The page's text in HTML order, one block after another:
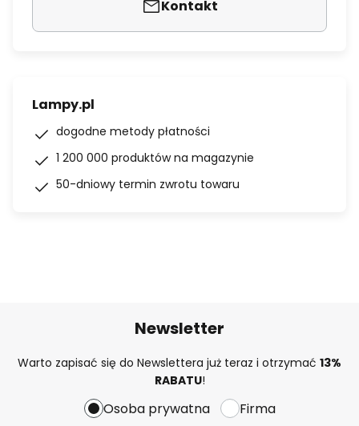
Kontakt
Lampy.pl
dogodne metody płatności
1 200 000 produktów na magazynie
50-dniowy termin zwrotu towaru
Newsletter
Warto zapisać się do Newslettera już teraz i otrzymać 13%
RABATU!
Osoba prywatna Firma